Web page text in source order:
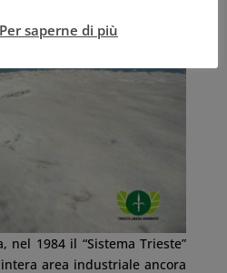
nel 1984 il “Sistema Trieste”
area industriale ancora
Per saperne di più